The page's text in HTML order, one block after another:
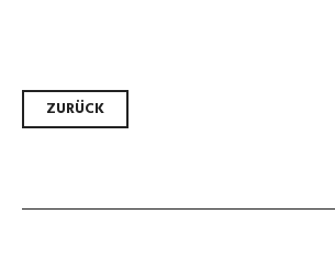
Beitrags-
ZURÜCK